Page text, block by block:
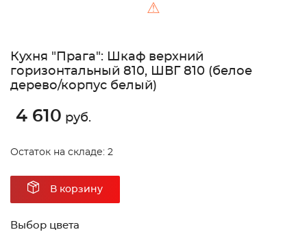
⚠
Кухня "Прага": Шкаф верхний
горизонтальный 810, ШВГ 810 (белое
дерево/корпус белый)
4 610 руб.
Остаток на складе: 2
В корзину
Выбор цвета